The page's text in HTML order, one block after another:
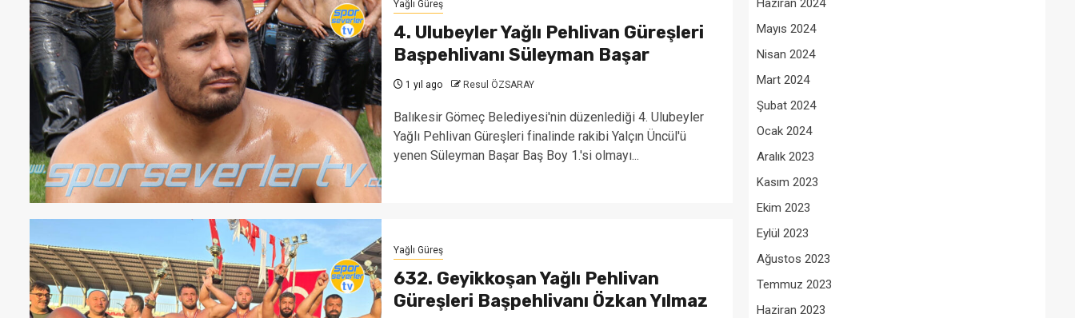
Yağlı Güreş
4. Ulubeyler Yağlı Pehlivan Güreşleri
Başpehlivanı Süleyman Başar
1 yıl ago Resul ÖZSARAY
Balıkesir Gömeç Belediyesi'nin düzenlediği 4. Ulubeyler
Yağlı Pehlivan Güreşleri finalinde rakibi Yalçın Üncül'ü
yenen Süleyman Başar Baş Boy 1.'si olmayı...
Yağlı Güreş
632. Geyikkoşan Yağlı Pehlivan
Güreşleri Başpehlivanı Özkan Yılmaz
Haziran 2024
Mayıs 2024
Nisan 2024
Mart 2024
Şubat 2024
Ocak 2024
Aralık 2023
Kasım 2023
Ekim 2023
Eylül 2023
Ağustos 2023
Temmuz 2023
Haziran 2023